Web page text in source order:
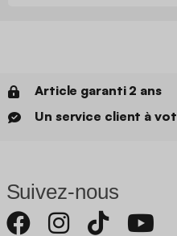
Article garanti 2 ans
Un service client à
Suivez-nous